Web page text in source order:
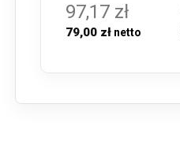
97,17 zł
79,00 zł